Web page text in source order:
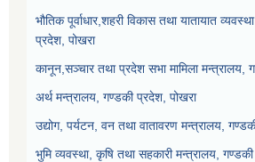
भौतिक पूर्वाधार,शहरी विकास तथा यातायात
प्रदेश, पोखरा
कानून,सञ्चार तथा प्रदेश सभा मामिला मन्त्रालय,
अर्थ मन्त्रालय, गण्डकी प्रदेश, पोखरा
उद्योग, पर्यटन, वन तथा वातावरण मन्त्रालय,
भुमि व्यवस्था, कृषि तथा सहकारी मन्त्रालय,